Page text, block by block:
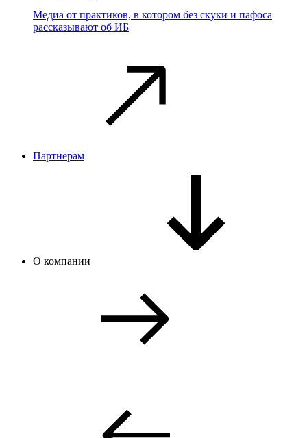
Медиа от практиков, в котором без скуки и пафоса
рассказывают об ИБ
Партнерам
О компании